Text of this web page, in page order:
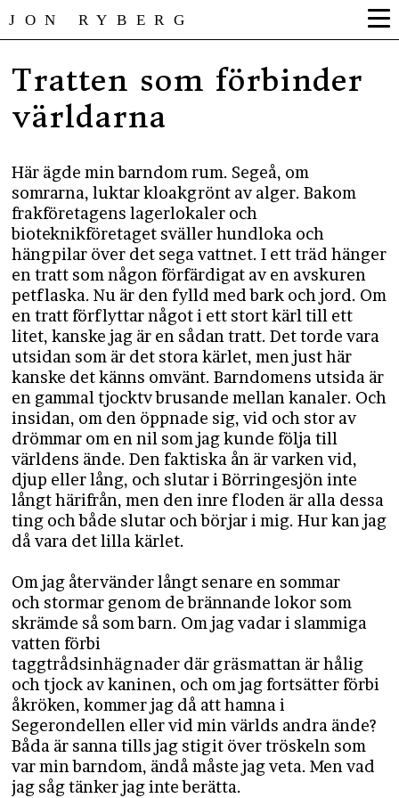
JON RYBERG
Tratten som förbinder
världarna
Här ägde min barndom rum. Segeå, om
somrarna, luktar kloakgrönt av alger. Bakom
frakföretagens lagerlokaler och
bioteknikföretaget sväller hundloka och
hängpilar över det sega vattnet. I ett träd hänger
en tratt som någon förfärdigat av en avskuren
petflaska. Nu är den fylld med bark och jord. Om
en tratt förflyttar något i ett stort kärl till ett
litet, kanske jag är en sådan tratt. Det torde vara
utsidan som är det stora kärlet, men just här
kanske det känns omvänt. Barndomens utsida är
en gammal tjocktv brusande mellan kanaler. Och
insidan, om den öppnade sig, vid och stor av
drömmar om en nil som jag kunde följa till
världens ände. Den faktiska ån är varken vid,
djup eller lång, och slutar i Börringesjön inte
långt härifrån, men den inre floden är alla dessa
ting och både slutar och börjar i mig. Hur kan jag
då vara det lilla kärlet.
Om jag återvänder långt senare en sommar
och stormar genom de brännande lokor som
skrämde så som barn. Om jag vadar i slammiga
vatten förbi
taggtrådsinhägnader där gräsmattan är hålig
och tjock av kaninen, och om jag fortsätter förbi
åkröken, kommer jag då att hamna i
Segerondellen eller vid min världs andra ände?
Båda är sanna tills jag stigit över tröskeln som
var min barndom, ändå måste jag veta. Men vad
jag såg tänker jag inte berätta.